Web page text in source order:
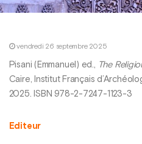
vendredi 26 septembre 2025
Pisani (Emmanuel) ed., The
Caire, Institut Français
2025. ISBN 978-2-7247-1123-3
Editeur